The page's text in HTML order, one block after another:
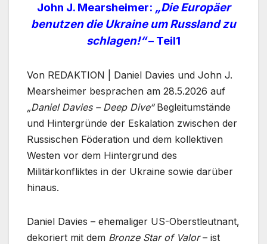
John J. Mearsheimer: „Die Europäer
benutzen die Ukraine um Russland zu
schlagen!“– Teil1
Von REDAKTION | Daniel Davies und John J.
Mearsheimer besprachen am 28.5.2026 auf
„Daniel Davies – Deep Dive“Begleitumstände
und Hintergründe der Eskalation zwischen der
Russischen Föderation und dem kollektiven
Westen vor dem Hintergrund des
Militärkonfliktes in der Ukraine sowie darüber
hinaus.
Daniel Davies – ehemaliger US-Oberstleutnant,
dekoriert mit dem Bronze Star of Valor– ist